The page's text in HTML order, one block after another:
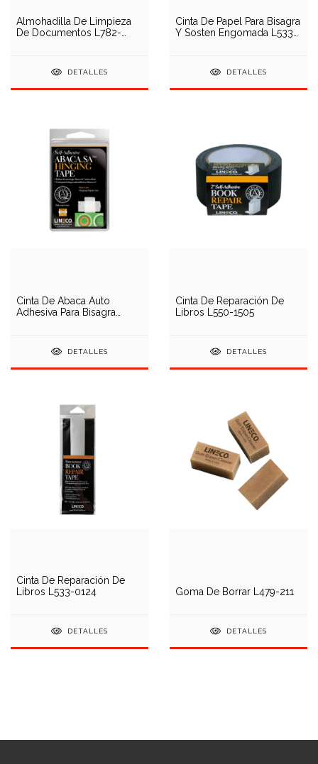
Almohadilla De Limpieza
De Documentos L782-
DETALLES
Cinta De Papel Para Bisagra
Y Sosten Engomada L533-
DETALLES
Cinta De Abaca Auto
Adhesiva Para Bisagra
DETALLES
Cinta De Reparación De
Libros L550-1505
DETALLES
Cinta De Reparación De
Libros L533-0124
DETALLES
Goma De Borrar L479-211
DETALLES